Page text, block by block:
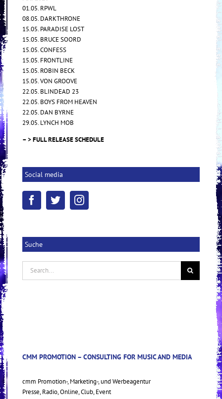
01.05. RPWL
08.05. DARKTHRONE
15.05. PARADISE LOST
15.05. BRUCE SOORD
15.05. CONFESS
15.05. FRONTLINE
15.05. ROBIN BECK
15.05. VON GROOVE
22.05. BLINDEAD 23
22.05. BOYS FROM HEAVEN
22.05. DAN BYRNE
29.05. LYNCH MOB
– > FULL RELEASE SCHEDULE
Social media
Suche
CMM PROMOTION – CONSULTING FOR MUSIC AND MEDIA
cmm Promotion-, Marketing-, und Werbeagentur
Presse, Radio, Online, Club, Event